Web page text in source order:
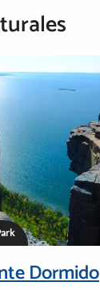
Dormido